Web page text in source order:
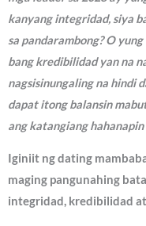
kanyang integridad, siya
sa pandarambong? O
bang kredibilidad yan na
nagsisinungaling na hindi
dapat itong balansin
ang katangiang hahanapin
Iginiit ng dating
maging pangunahing
integridad, kredibilidad